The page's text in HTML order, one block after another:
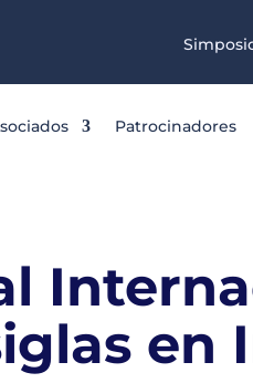
Patrocinadores
en